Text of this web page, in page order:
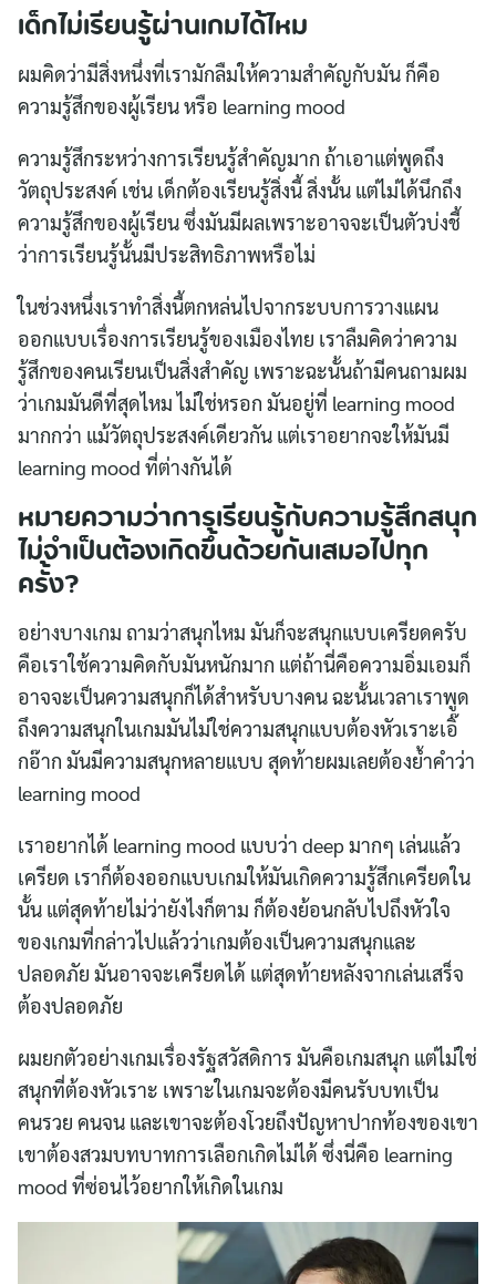
เด็กไม่เรียนรู้ผ่านเกมได้ไหม
ผมคิดว่ามีสิ่งหนึ่งที่เรามักลืมให้ความสำคัญกับมัน ก็คือ
ความรู้สึกของผู้เรียน หรือ learning mood
ความรู้สึกระหว่างการเรียนรู้สำคัญมาก ถ้าเอาแต่พูดถึง
วัตถุประสงค์ เช่น เด็กต้องเรียนรู้สิ่งนี้ สิ่งนั้น แต่ไม่ได้นึกถึง
ความรู้สึกของผู้เรียน ซึ่งมันมีผลเพราะอาจจะเป็นตัวบ่งชี้
ว่าการเรียนรู้นั้นมีประสิทธิภาพหรือไม่
ในช่วงหนึ่งเราทำสิ่งนี้ตกหล่นไปจากระบบการวางแผน
ออกแบบเรื่องการเรียนรู้ของเมืองไทย เราลืมคิดว่าความ
รู้สึกของคนเรียนเป็นสิ่งสำคัญ เพราะฉะนั้นถ้ามีคนถามผม
ว่าเกมมันดีที่สุดไหม ไม่ใช่หรอก มันอยู่ที่ learning mood
มากกว่า แม้วัตถุประสงค์เดียวกัน แต่เราอยากจะให้มันมี
learning mood ที่ต่างกันได้
หมายความว่าการเรียนรู้กับความรู้สึกสนุก
ไม่จำเป็นต้องเกิดขึ้นด้วยกันเสมอไปทุก
ครั้ง?
อย่างบางเกม ถามว่าสนุกไหม มันก็จะสนุกแบบเครียดครับ
คือเราใช้ความคิดกับมันหนักมาก แต่ถ้านี่คือความอิ่มเอมก็
อาจจะเป็นความสนุกก็ได้สำหรับบางคน ฉะนั้นเวลาเราพูด
ถึงความสนุกในเกมมันไม่ใช่ความสนุกแบบต้องหัวเราะเอิ๊
กอ๊าก มันมีความสนุกหลายแบบ สุดท้ายผมเลยต้องย้ำคำว่า
learning mood
เราอยากได้ learning mood แบบว่า deep มากๆ เล่นแล้ว
เครียด เราก็ต้องออกแบบเกมให้มันเกิดความรู้สึกเครียดใน
นั้น แต่สุดท้ายไม่ว่ายังไงก็ตาม ก็ต้องย้อนกลับไปถึงหัวใจ
ของเกมที่กล่าวไปแล้วว่าเกมต้องเป็นความสนุกและ
ปลอดภัย มันอาจจะเครียดได้ แต่สุดท้ายหลังจากเล่นเสร็จ
ต้องปลอดภัย
ผมยกตัวอย่างเกมเรื่องรัฐสวัสดิการ มันคือเกมสนุก แต่ไม่ใช่
สนุกที่ต้องหัวเราะ เพราะในเกมจะต้องมีคนรับบทเป็น
คนรวย คนจน และเขาจะต้องโวยถึงปัญหาปากท้องของเขา
เขาต้องสวมบทบาทการเลือกเกิดไม่ได้ ซึ่งนี่คือ learning
mood ที่ซ่อนไว้อยากให้เกิดในเกม